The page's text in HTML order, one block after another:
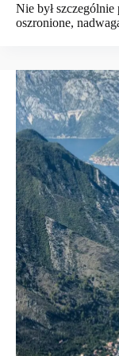
Nie był
oszronione,